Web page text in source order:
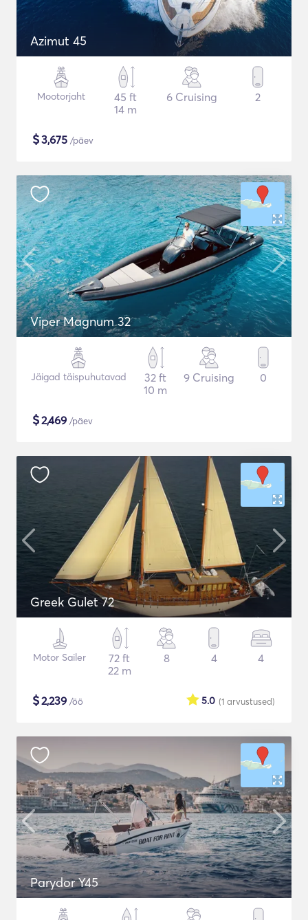
Azimut 45
Mootorjaht
45 ft
14 m
6 Cruising 2
$3,675 /päev
Viper Magnum 32
Jäigad täispuhutavad
32 ft
10 m
9 Cruising 0
$2,469 /päev
Greek Gulet 72
Motor Sailer
72 ft
22 m
8 4 4
$2,239 /öö (1 arvustused)
5.0
Parydor Y45